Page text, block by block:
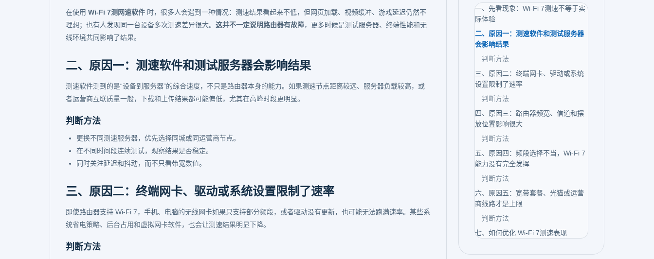
在使用 Wi-Fi 7测网速软件 时，很多人会遇到一种情况：测速结果看起来不低，但网页加载、视频缓冲、游戏延迟仍然不
理想；也有人发现同一台设备多次测速差异很大。 这并不一定说明路由器有故障，更多时候是测试服务器、终端性能和无
线环境共同影响了结果。
二、原因一：测速软件和测试服务器会影响结果
测速软件测到的是“设备到服务器”的综合速度，不只是路由器本身的能力。如果测速节点距离较远、服务器负载较高，或
者运营商互联质量一般，下载和上传结果都可能偏低，尤其在高峰时段更明显。
判断方法
更换不同测速服务器，优先选择同城或同运营商节点。
在不同时间段连续测试，观察结果是否稳定。
同时关注延迟和抖动，而不只看带宽数值。
三、原因二：终端网卡、驱动或系统设置限制了速率
即使路由器支持 Wi-Fi 7，手机、电脑的无线网卡如果只支持部分频段，或者驱动没有更新，也可能无法跑满速率。某些系
统省电策略、后台占用和虚拟网卡软件，也会让测速结果明显下降。
判断方法
一、先看现象：Wi-Fi 7测速不等于实
际体验
二、原因一：测速软件和测试服务器
会影响结果
判断方法
三、原因二：终端网卡、驱动或系统
设置限制了速率
判断方法
四、原因三：路由器频宽、信道和摆
放位置影响很大
判断方法
五、原因四：频段选择不当，Wi-Fi 7
能力没有完全发挥
判断方法
六、原因五：宽带套餐、光猫或运营
商线路才是上限
判断方法
七、如何优化 Wi-Fi 7测速表现